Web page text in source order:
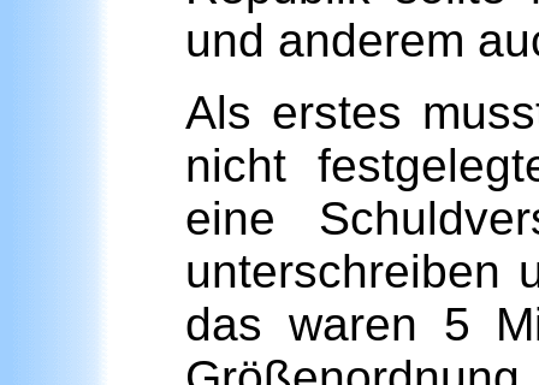
und anderem
Als erstes
nicht
eine
unterschreiben
das waren 5